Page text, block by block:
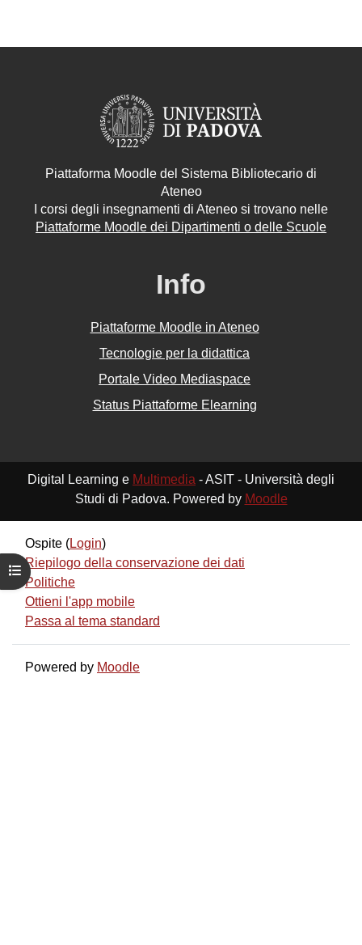
Apri indice del corso
Piattaforma Moodle del Sistema Bibliotecario di
Ateneo
I corsi degli insegnamenti di Ateneo si trovano nelle
Piattaforme Moodle dei Dipartimenti o delle Scuole
Info
Piattaforme Moodle in Ateneo
Tecnologie per la didattica
Portale Video Mediaspace
Status Piattaforme Elearning
Digital Learning e Multimedia - ASIT - Università degli
Studi di Padova. Powered by Moodle
Ospite (Login)
Riepilogo della conservazione dei dati
Politiche
Ottieni l'app mobile
Passa al tema standard
Powered by Moodle